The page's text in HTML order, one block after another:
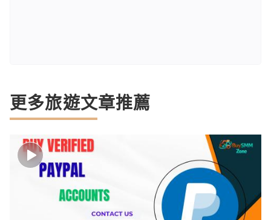
更多旅遊文章推薦